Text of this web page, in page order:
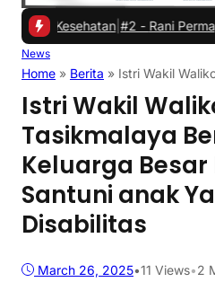
|#2 -Rani Permayani
News
Home » Berita » Istri Wakil
Istri Wakil
Tasikmalaya
Keluarga Besar
Santuni anak
Disabilitas
March 26, 2025•11 Views•2